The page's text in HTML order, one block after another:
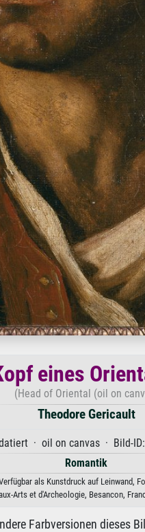
eines
(Head of Oriental (oil on
Theodore Gericault
· oil on canvas · Bild-
Romantik
als Kunstdruck auf Leinwand,
Arts et d'Archeologie, Besancon,
Farbversionen dieses